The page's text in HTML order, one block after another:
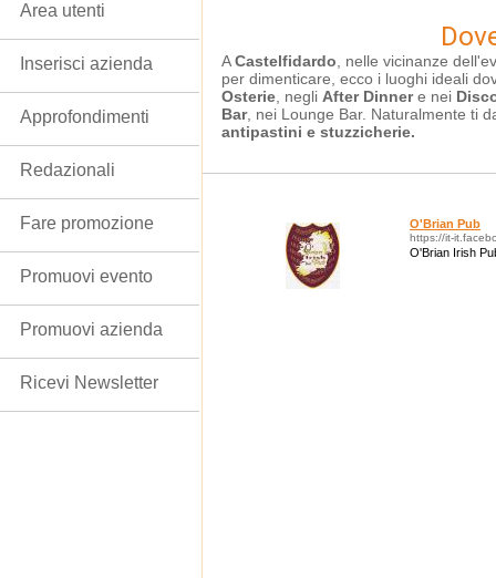
ACastelfidardo , nelle vicinanze
per dimenticare, ecco i luoghi ideali
Osterie , negli After Dinnere nei
Bar, nei Lounge Bar. Naturalmente ti
antipastini e stuzzicherie.
O'Brian Pub
https://it-
O'Brian Irish
Area utenti
Inserisci azienda
Approfondimenti
Redazionali
Fare promozione
Promuovi evento
Promuovi azienda
Ricevi Newsletter